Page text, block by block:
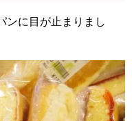
ンに目が止まりまし